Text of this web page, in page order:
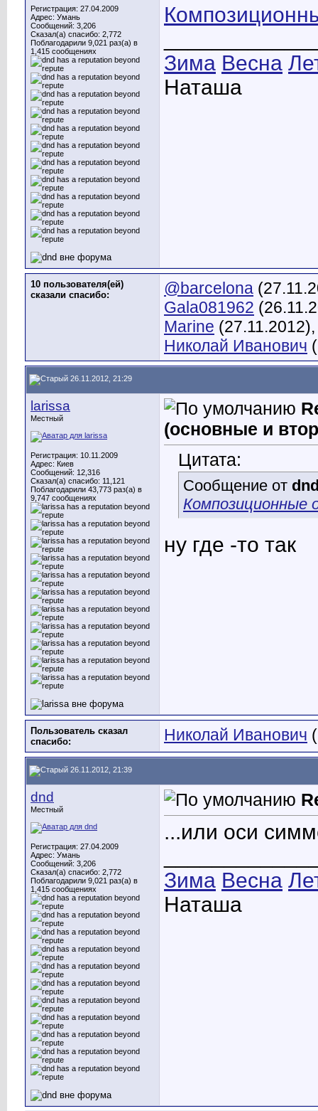
Регистрация: 27.04.2009
Адрес: Умань
Сообщений: 3,206
Сказал(а) спасибо: 2,772
Поблагодарили 9,021 раз(а) в
1,415 сообщениях
Зима Весна
Наташа
10 пользователя(ей)
сказали cпасибо:
@barcelona
Gala081962
Marine
Николай Иванович
26.11.2012, 21:29
larissa
Местный
Регистрация: 10.11.2009
Адрес: Киев
Сообщений: 12,316
Сказал(а) спасибо: 11,121
Поблагодарили 43,773 раз(а) в
9,747 сообщениях
(основные и
Цитата:
Сообщение от
Композиционные
ну где -то так
Пользователь сказал
cпасибо:
Николай Иванович
26.11.2012, 21:39
dnd
Местный
Регистрация: 27.04.2009
Адрес: Умань
Сообщений: 3,206
Сказал(а) спасибо: 2,772
Поблагодарили 9,021 раз(а) в
1,415 сообщениях
...или оси
Зима Весна
Наташа